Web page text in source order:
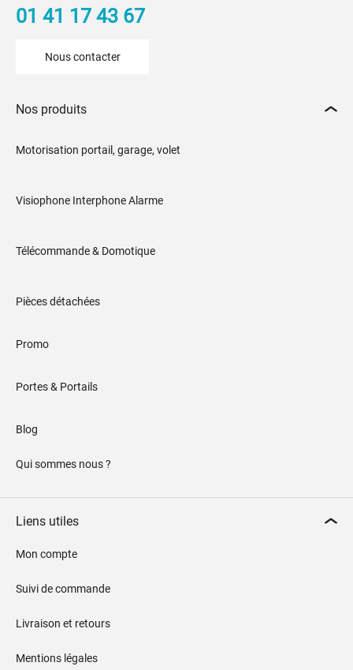
01 41 17 43 67
Nous contacter
Nos produits
Motorisation portail, garage, volet
Visiophone Interphone Alarme
Télécommande & Domotique
Pièces détachées
Promo
Portes & Portails
Blog
Qui sommes nous ?
Liens utiles
Mon compte
Suivi de commande
Livraison et retours
Mentions légales